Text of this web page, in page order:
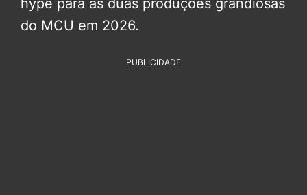
hype para as duas produções grandiosas
do MCU em 2026.
PUBLICIDADE